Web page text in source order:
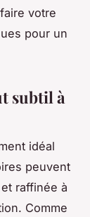
votre
pour un
subtil à
idéal
peuvent
raffinée à
Comme